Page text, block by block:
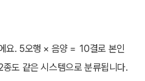
요. 5오행 × 음양 = 10결로 본인
도 같은 시스템으로 분류됩니다.